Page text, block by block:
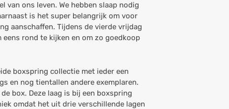
van ons leven. We hebben slaap nodig
is het super belangrijk om voor
aanschaffen. Tijdens de vierde vrijdag
rond te kijken en om zo goedkoop
boxspring collectie met ieder een
en nog tientallen andere exemplaren.
box. Deze laag is bij een boxspring
omdat het uit drie verschillende lagen